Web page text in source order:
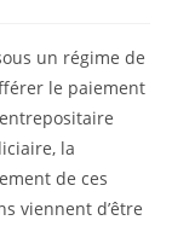
un régime de
le paiement
la
de ces
viennent d’être